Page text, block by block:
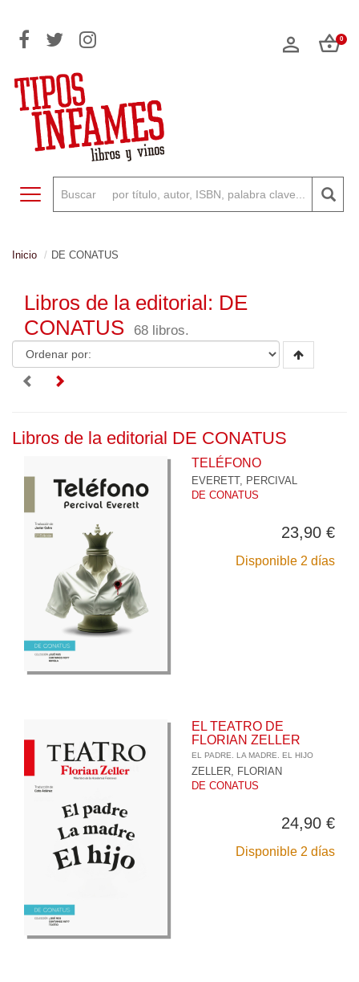
0
Toggle navigation
Inicio DE CONATUS
Libros de la editorial: DE
CONATUS
68 libros.
Libros de la editorial DE CONATUS
TELÉFONO
EVERETT, PERCIVAL
DE CONATUS
23,90 €
Disponible 2 días
EL TEATRO DE
FLORIAN ZELLER
EL PADRE. LA MADRE. EL HIJO
ZELLER, FLORIAN
DE CONATUS
24,90 €
Disponible 2 días